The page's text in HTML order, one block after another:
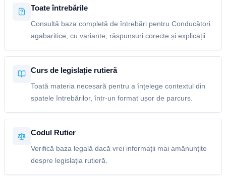
Toate întrebările
Consultă baza completă de întrebări pentru Conducători
agabaritice, cu variante, răspunsuri corecte și explicații.
Curs de legislație rutieră
Toată materia necesară pentru a înțelege contextul din
spatele întrebărilor, într-un format ușor de parcurs.
Codul Rutier
Verifică baza legală dacă vrei informații mai amănunțite
despre legislația rutieră.